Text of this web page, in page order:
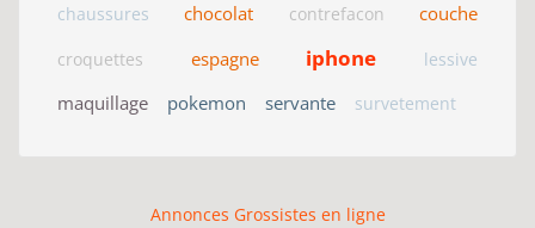
chaussures chocolat contrefacon couche
croquettes espagne iphone lessive
maquillage pokemon servante survetement
Annonces Grossistes en ligne